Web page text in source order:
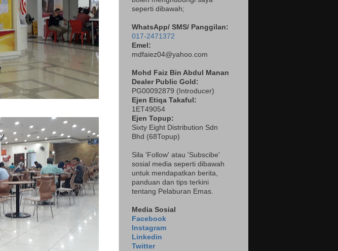
seperti dibawah;
WhatsApp/ SMS/ Panggilan:
017-2471372
Emel:
mdfaiez04@yahoo.com
Mohd Faiz Bin Abdul Manan
Dealer Public Gold:
PG00092879 ( Introducer)
Ejen Etiqa Takaful:
1ET49054
Ejen Topup:
Sixty Eight Distribution Sdn
Bhd (68Topup)
Sila 'Follow' atau 'Subscibe'
sosial media seperti dibawah
untuk mendapatkan berita,
panduan dan tips terkini
tentang Pelaburan Emas.
Media Sosial
Facebook
Instagram
Linkedin
Twitter